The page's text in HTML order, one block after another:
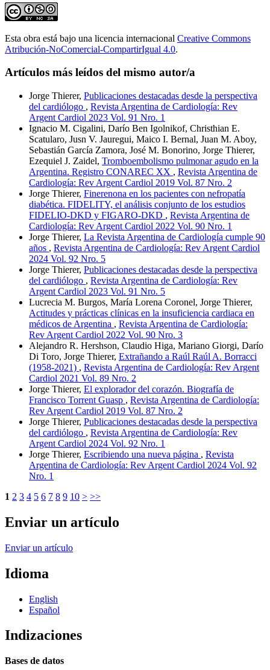
Esta obra está bajo una licencia internacional Creative Commons
Atribución-NoComercial-CompartirIgual 4.0.
Artículos más leídos del mismo autor/a
Jorge Thierer, Publicaciones destacadas desde la perspectiva
del cardiólogo , Revista Argentina de Cardiología: Rev
Argent Cardiol 2023 Vol. 91 Nro. 1
Ignacio M. Cigalini, Darío Ben Igolnikof, Christhian E.
Scatularo, Jusn V. Jauregui, Maico I. Bernal, Juan M. Aboy,
Sebastián García Zamora, José M. Bonorino, Jorge Thierer,
Ezequiel J. Zaidel, Tromboembolismo pulmonar agudo en la
Argentina. Registro CONAREC XX , Revista Argentina de
Cardiología: Rev Argent Cardiol 2019 Vol. 87 Nro. 2
Jorge Thierer, Finerenona en los pacientes con nefropatía
diabética. FIDELITY, el análisis conjunto de los estudios
FIDELIO-DKD y FIGARO-DKD , Revista Argentina de
Cardiología: Rev Argent Cardiol 2022 Vol. 90 Nro. 1
Jorge Thierer, La Revista Argentina de Cardiología cumple 90
años , Revista Argentina de Cardiología: Rev Argent Cardiol
2024 Vol. 92 Nro. 5
Jorge Thierer, Publicaciones destacadas desde la perspectiva
del cardiólogo , Revista Argentina de Cardiología: Rev
Argent Cardiol 2023 Vol. 91 Nro. 5
Lucrecia M. Burgos, María Lorena Coronel, Jorge Thierer,
Actitudes y prácticas clínicas en la insuficiencia cardiaca en
médicos de Argentina , Revista Argentina de Cardiología:
Rev Argent Cardiol 2022 Vol. 90 Nro. 3
Alejandro R. Hershson, Claudio Higa, Mariano Giorgi, Darío
Di Toro, Jorge Thierer, Extrañando a Raúl Raúl A. Borracci
(1958-2021) , Revista Argentina de Cardiología: Rev Argent
Cardiol 2021 Vol. 89 Nro. 2
Jorge Thierer, El explorador del corazón. Biografía de
Francisco Torrent Guasp , Revista Argentina de Cardiología:
Rev Argent Cardiol 2019 Vol. 87 Nro. 2
Jorge Thierer, Publicaciones destacadas desde la perspectiva
del cardiólogo , Revista Argentina de Cardiología: Rev
Argent Cardiol 2024 Vol. 92 Nro. 1
Jorge Thierer, Escribiendo una nueva página , Revista
Argentina de Cardiología: Rev Argent Cardiol 2024 Vol. 92
Nro. 1
1 2 3 4 5 6 7 8 9 10 > >>
Enviar un artículo
Enviar un artículo
Idioma
English
Español
Indizaciones
Bases de datos